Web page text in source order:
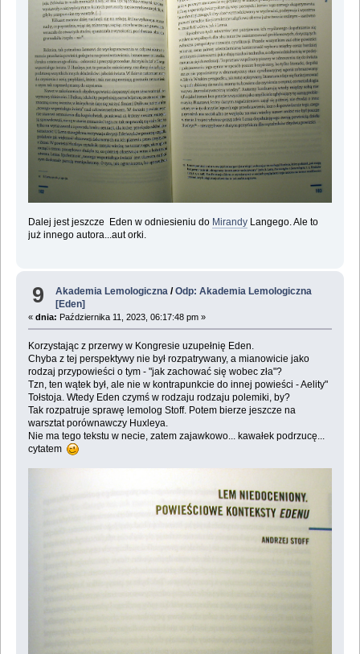
Dalej jest jeszcze Eden w odniesieniu do MirandyLangego. Ale to
już innego autora...aut orki.
9 Akademia Lemologiczna /Odp: Akademia Lemologiczna
[Eden]
« dnia: Października 11, 2023, 06:17:48 pm »
Korzystając z przerwy w Kongresie uzupełnię Eden.
Chyba z tej perspektywy nie był rozpatrywany, a mianowicie jako
rodzaj przypowieści o tym - "jak zachować się wobec zła"?
Tzn, ten wątek był, ale nie w kontrapunkcie do innej powieści - Aelity"
Tołstoja. Wtedy Eden czymś w rodzaju rodzaju polemiki, by?
Tak rozpatruje sprawę lemolog Stoff. Potem bierze jeszcze na
warsztat porównawczy Huxleya.
Nie ma tego tekstu w necie, zatem zajawkowo... kawałek podrzucę...
cytatem